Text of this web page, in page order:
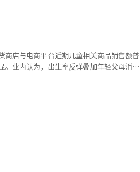
育率为0.85，
病易受气温骤变影响，导致死亡人数上
同期，韩国离婚登记7122对，同比减少
商店与电商平台近期儿童相关商品销售额普
业内认为，出生率反弹叠加年轻父母消费
。电商渠道婴幼儿消费增速同样高于
用品销售额同比增长10.7%，高于整体线